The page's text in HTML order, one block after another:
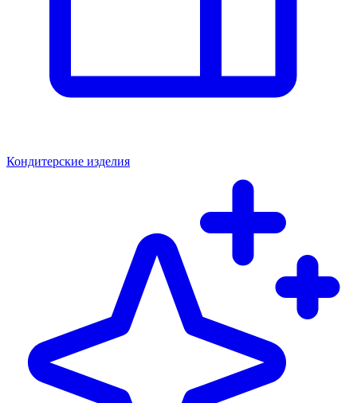
Кондитерские изделия